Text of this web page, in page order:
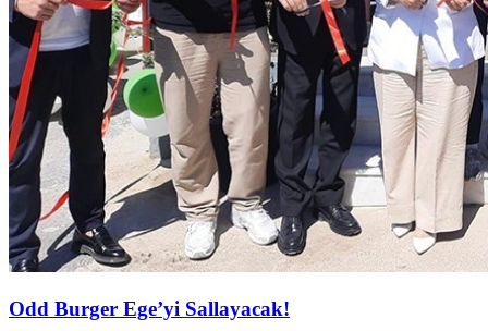
Odd Burger Ege’yi Sallayacak!